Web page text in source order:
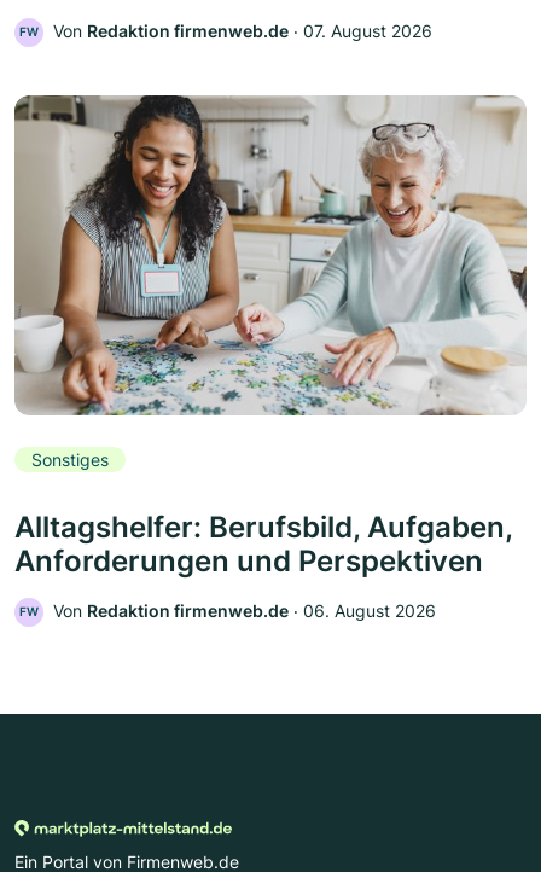
FW Von Redaktion firmenweb.de ‧ 07. August 2026
Sonstiges
Alltagshelfer: Berufsbild, Aufgaben,
Anforderungen und Perspektiven
FW Von Redaktion firmenweb.de ‧ 06. August 2026
Ein Portal von Firmenweb.de